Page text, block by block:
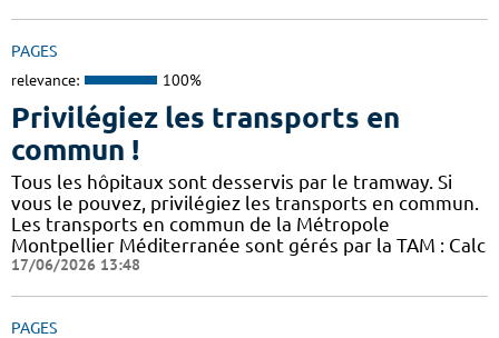
PAGES
relevance: 100%
Privilégiez les transports en
commun !
Tous les hôpitaux sont desservis par le tramway. Si
vous le pouvez, privilégiez les transports en commun.
Les transports en commun de la Métropole
Montpellier Méditerranée sont gérés par la TAM : Calc
17/06/2026 13:48
PAGES